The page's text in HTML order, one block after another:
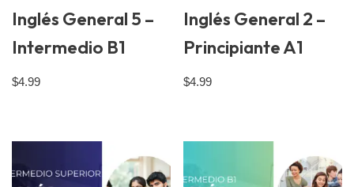
Inglés General 5 –
Intermedio B1
$4.99
Inglés General 2 –
Principiante A1
$4.99